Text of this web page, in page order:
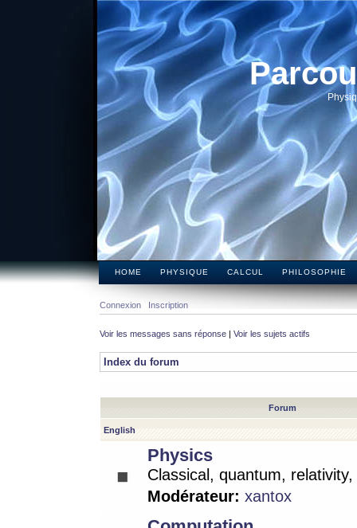
HOME PHYSIQUE CALCUL PHILOSOPHIE
Connexion Inscription
Voir les messages sans réponse | Voir les sujets actifs
Index du forum
Forum
English
Physics
Classical, quantum,
Modérateur: xantox